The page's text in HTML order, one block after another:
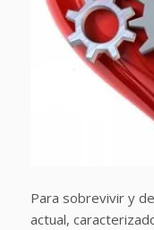
Para sobrevivir y
actual,